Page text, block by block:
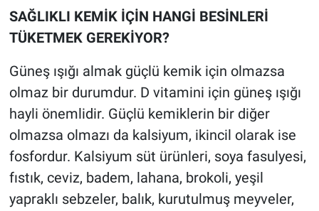
SAĞLIKLI KEMİK İÇİN HANGİ BESİNLERİ
TÜKETMEK GEREKİYOR?
Güneş ışığı almak güçlü kemik için olmazsa
olmaz bir durumdur. D vitamini için güneş ışığı
hayli önemlidir. Güçlü kemiklerin bir diğer
olmazsa olmazı da kalsiyum, ikincil olarak ise
fosfordur. Kalsiyum süt ürünleri, soya fasulyesi,
fıstık, ceviz, badem, lahana, brokoli, yeşil
yapraklı sebzeler, balık, kurutulmuş meyveler,